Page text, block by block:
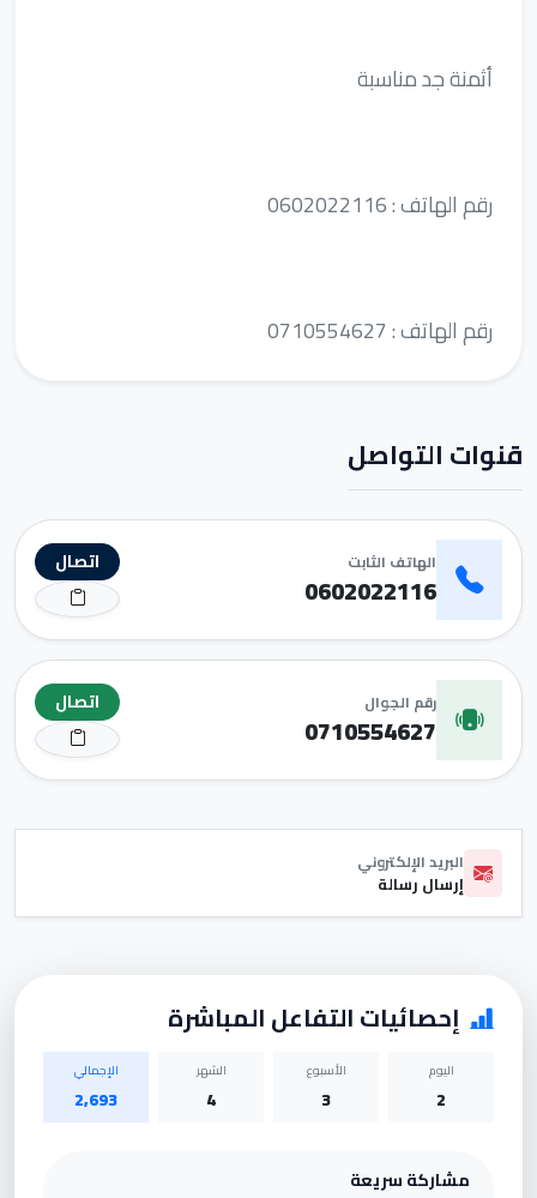
أثمنة جد مناسبة
رقم الهاتف : 0602022116
رقم الهاتف : 0710554627
قنوات التواصل
الهاتف الثابت
0602022116
اتصال
رقم الجوال
0710554627
اتصال
البريد الإلكتروني
إرسال رسالة
إحصائيات التفاعل المباشرة
اليوم
2
الأسبوع
3
الشهر
4
الإجمالي
2,693
مشاركة سريعة